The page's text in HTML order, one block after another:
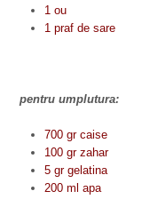
1 ou
1 praf de sare
pentru umplutura:
700 gr caise
100 gr zahar
5 gr gelatina
200 ml apa